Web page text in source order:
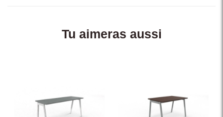
Tu aimeras aussi